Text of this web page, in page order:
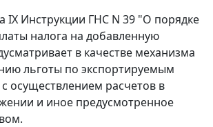
IX Инструкции ГНС N 39 "О порядке
налога на добавленную
в качестве механизма
льготы по экспортируемым
осуществлением расчетов в
и иное предусмотренное